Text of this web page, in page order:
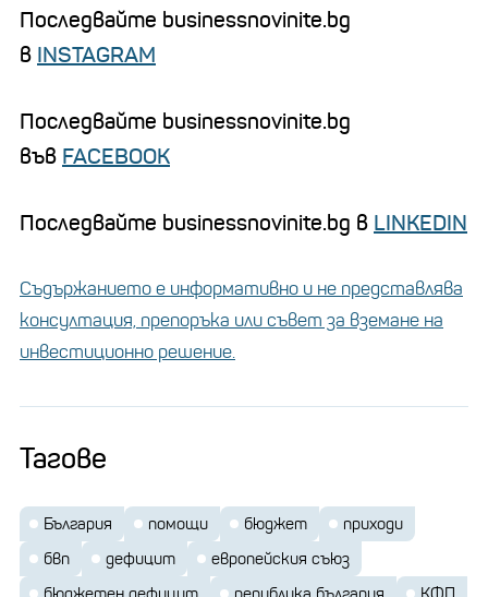
Последвайте businessnovinite.bg
в INSTAGRAM
Последвайте businessnovinite.bg
във FACEBOOK
Последвайте businessnovinite.bg в LINKEDIN
Съдържанието е информативно и не представлява
консултация, препоръка или съвет за вземане на
инвестиционно решение.
Тагове
България помощи бюджет
приходи
бвп
дефицит
европейския съюз